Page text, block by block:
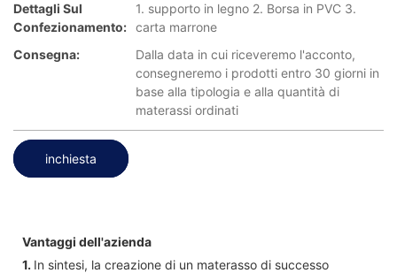
Dettagli Sul
Confezionamento:
1. supporto in legno 2. Borsa in PVC 3.
carta marrone
Consegna:
Dalla data in cui riceveremo l'acconto,
consegneremo i prodotti entro 30 giorni in
base alla tipologia e alla quantità di
materassi ordinati
inchiesta
Vantaggi dell'azienda
1. In sintesi, la creazione di un materasso di successo